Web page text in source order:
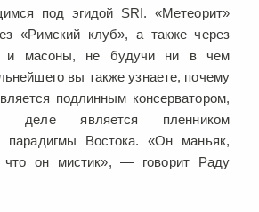
под эгидой SRI. «Метеорит»
«Римский клуб», а также через
и масоны, не будучи ни в чем
вы также узнаете, почему
подлинным консерватором,
является пленником
парадигмы Востока. «Он маньяк,
что он мистик», — говорит Раду